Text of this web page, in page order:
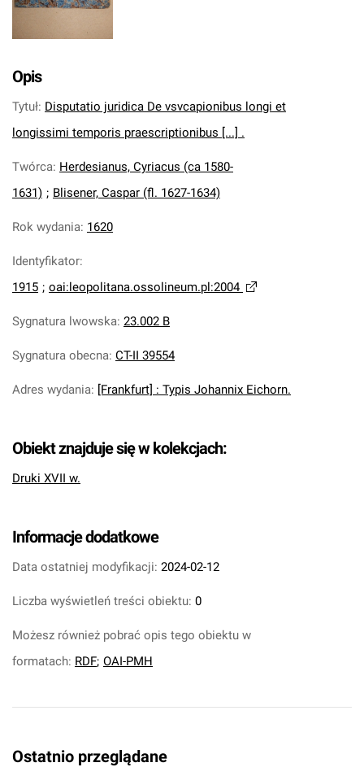
Opis
Tytuł: Disputatio juridica De vsvcapionibus longi et
longissimi temporis praescriptionibus [...] .
Twórca: Herdesianus, Cyriacus (ca 1580-
1631) ; Blisener, Caspar (fl. 1627-1634)
Rok wydania: 1620
Identyfikator:
1915 ; oai:leopolitana.ossolineum.pl:2004
Sygnatura lwowska: 23.002 B
Sygnatura obecna: CT-II 39554
Adres wydania: [Frankfurt] : Typis Johannix Eichorn.
Obiekt znajduje się w kolekcjach:
Druki XVII w.
Informacje dodatkowe
Data ostatniej modyfikacji: 2024-02-12
Liczba wyświetleń treści obiektu: 0
Możesz również pobrać opis tego obiektu w
formatach: RDF; OAI-PMH
Ostatnio przeglądane